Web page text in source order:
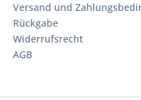
Versand und
Rückgabe
Widerrufsrecht
AGB